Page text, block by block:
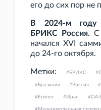
его до сих пор не
В 2024-м году
БРИКС Россия. С
начался XVI
до 24-го октября.
Метки: БРИКС
Бразилия Россия
Египет Иран